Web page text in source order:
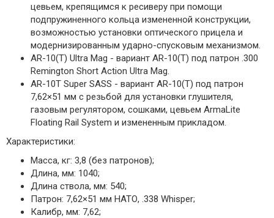
цевьем, крепящимся к ресиверу при помощи
подпружиненного кольца измененной конструкции,
возможностью установки оптического прицела и
модернизированным ударно-спусковым механизмом.
AR-10(T) Ultra Mag - вариант AR-10(T) под патрон .300
Remington Short Action Ultra Mag.
AR-10T Super SASS - вариант AR-10(T) под патрон
7,62×51 мм с резьбой для установки глушителя,
газовым регулятором, сошками, цевьем ArmaLite
Floating Rail System и измененным прикладом.
Характеристики:
Масса, кг: 3,8 (без патронов);
Длина, мм: 1040;
Длина ствола, мм: 540;
Патрон: 7,62×51 мм НАТО, .338 Whisper;
Калибр, мм: 7,62;